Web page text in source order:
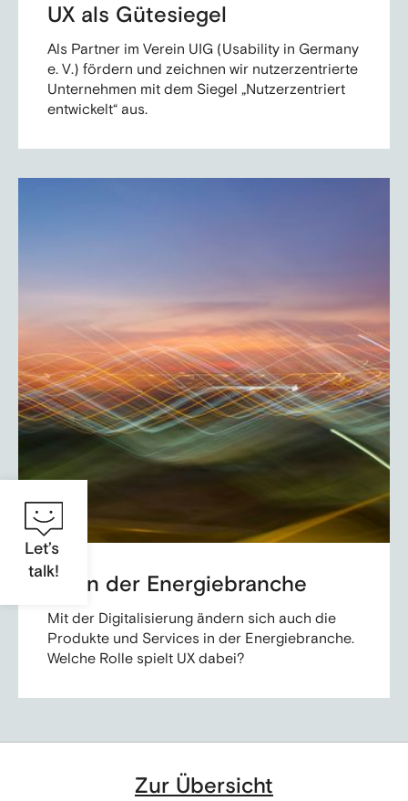
Let’s
talk!
UX als Gütesiegel
Als Partner im Verein UIG (Usability in Germany
e. V.) fördern und zeichnen wir nutzerzentrierte
Unternehmen mit dem Siegel „Nutzerzentriert
entwickelt“ aus.
UX in der Energiebranche
Mit der Digitalisierung ändern sich auch die
Produkte und Services in der Energiebranche.
Welche Rolle spielt UX dabei?
Zur Übersicht